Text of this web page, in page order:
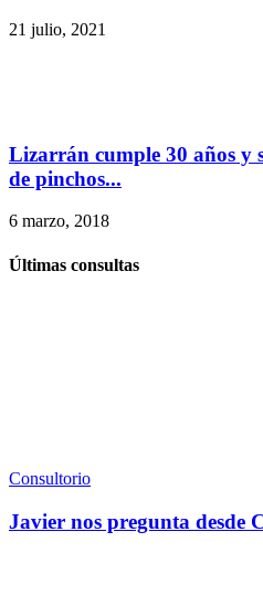
21 julio, 2021
Lizarrán cumple 30 años y
de pinchos...
6 marzo, 2018
Últimas consultas
Consultorio
Javier nos pregunta desde